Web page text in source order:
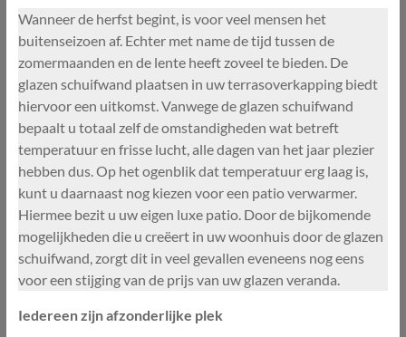
Wanneer de herfst begint, is voor veel mensen het
buitenseizoen af. Echter met name de tijd tussen de
zomermaanden en de lente heeft zoveel te bieden. De
glazen schuifwand plaatsen in uw terrasoverkapping biedt
hiervoor een uitkomst. Vanwege de glazen schuifwand
bepaalt u totaal zelf de omstandigheden wat betreft
temperatuur en frisse lucht, alle dagen van het jaar plezier
hebben dus. Op het ogenblik dat temperatuur erg laag is,
kunt u daarnaast nog kiezen voor een patio verwarmer.
Hiermee bezit u uw eigen luxe patio. Door de bijkomende
mogelijkheden die u creëert in uw woonhuis door de glazen
schuifwand, zorgt dit in veel gevallen eveneens nog eens
voor een stijging van de prijs van uw glazen veranda.
Iedereen zijn afzonderlijke plek